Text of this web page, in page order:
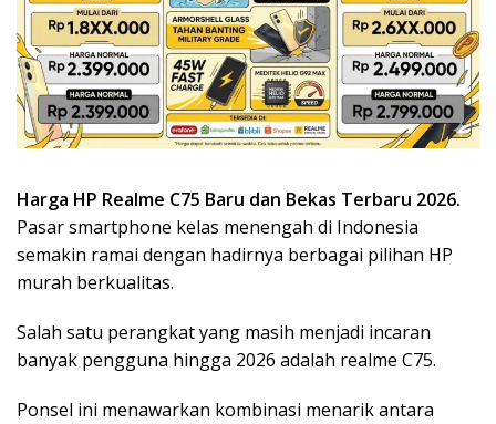
Harga HP Realme C75 Baru dan Bekas Terbaru 2026.
Pasar smartphone kelas menengah di Indonesia
semakin ramai dengan hadirnya berbagai pilihan HP
murah berkualitas.
Salah satu perangkat yang masih menjadi incaran
banyak pengguna hingga 2026 adalah realme C75.
Ponsel ini menawarkan kombinasi menarik antara